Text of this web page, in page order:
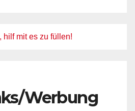
hilf mit es zu füllen!
Werbung